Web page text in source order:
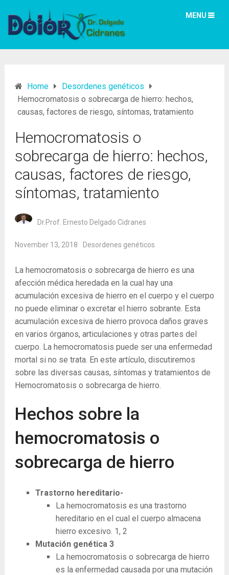
MENU
Home
Desordenes genéticos
Hemocromatosis o sobrecarga de hierro: hechos,
causas, factores de riesgo, síntomas, tratamiento
Hemocromatosis o
sobrecarga de hierro: hechos,
causas, factores de riesgo,
síntomas, tratamiento
Dr.Prof. Ernesto Delgado Cidranes
November 13, 2018 Desordenes genéticos
La hemocromatosis o sobrecarga de hierro es una
afección médica heredada en la cual hay una
acumulación excesiva de hierro en el cuerpo y el cuerpo
no puede eliminar o excretar el hierro sobrante. Esta
acumulación excesiva de hierro provoca daños graves
en varios órganos, articulaciones y otras partes del
cuerpo. La hemocromatosis puede ser una enfermedad
mortal si no se trata. En este artículo, discutiremos
sobre las diversas causas, síntomas y tratamientos de
Hemocromatosis o sobrecarga de hierro.
Hechos sobre la
hemocromatosis o
sobrecarga de hierro
Trastorno hereditario-
La hemocromatosis es una trastorno
hereditario en el cual el cuerpo almacena
hierro excesivo. 1, 2
Mutación genética 3
La hemocromatosis o sobrecarga de hierro
es la enfermedad causada por una mutación